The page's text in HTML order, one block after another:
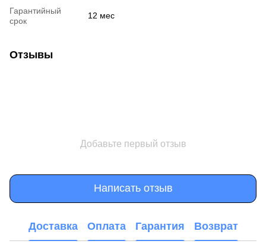
Гарантийный
срок
12 мес
Отзывы
Добавьте первый отзыв
Написать отзыв
Доставка Оплата Гарантия Возврат